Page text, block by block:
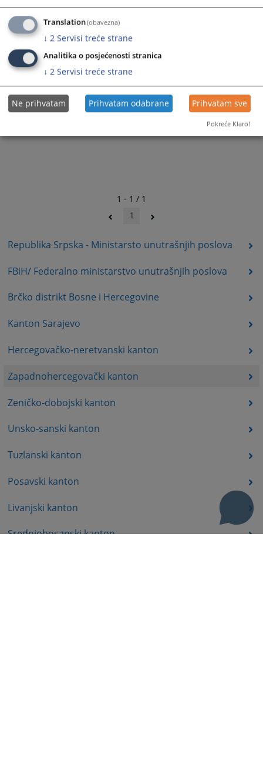
Republika Srpska - Ministarsto unutrašnjih poslova
FBiH/ Federalno ministarstvo unutrašnjih poslova
Brčko distrikt Bosne i Hercegovine
Kanton Sarajevo
Hercegovačko-neretvanski kanton
Zapadnohercegovački kanton
Zeničko-dobojski kanton
Unsko-sanski kanton
Tuzlanski kanton
Posavski kanton
Livanjski kanton
Srednjobosanski kanton
1 - 1 / 1
1
Translation(obavezna)
↓ 2 Servisi treće strane
Analitika o posjećenosti stranica
↓ 2 Servisi treće strane
Ne prihvatam Prihvatam odabrane Prihvatam sve
Pokreće Klaro!